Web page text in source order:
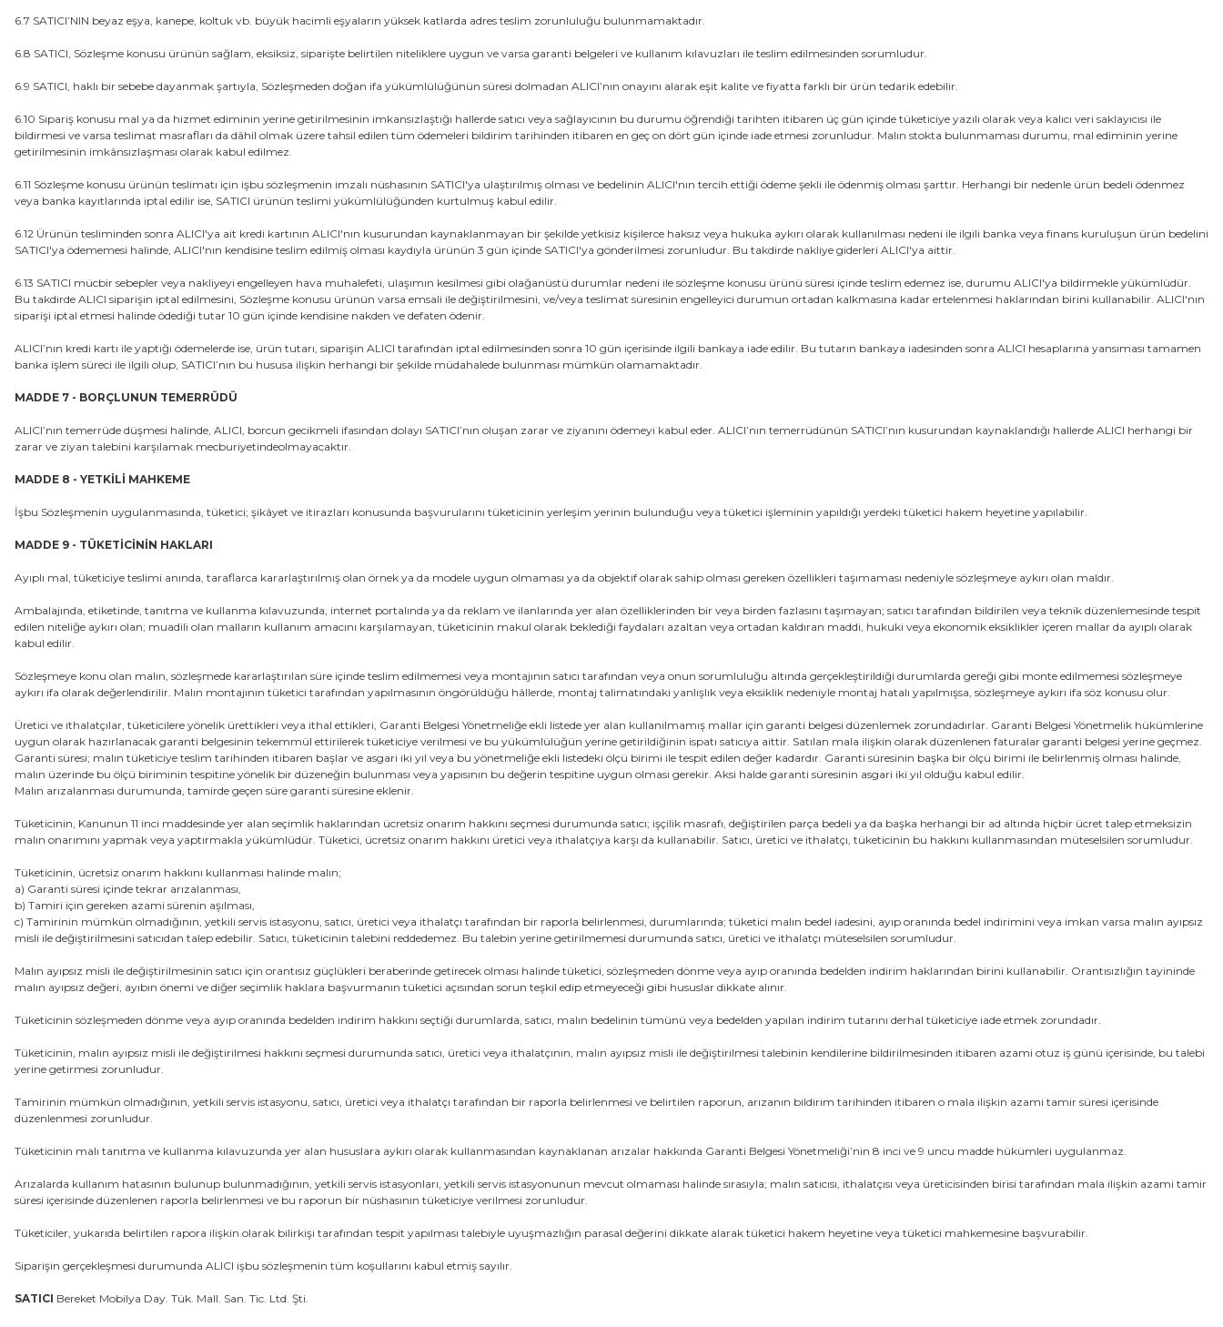
6.7 SATICI’NIN beyaz eşya, kanepe, koltuk vb. büyük hacimli eşyaların yüksek katlarda adres teslim zorunluluğu bulunmamaktadır.
6.8 SATICI, Sözleşme konusu ürünün sağlam, eksiksiz, siparişte belirtilen niteliklere uygun ve varsa garanti belgeleri ve kullanım kılavuzları ile teslim edilmesinden sorumludur.
6.9 SATICI, haklı bir sebebe dayanmak şartıyla, Sözleşmeden doğan ifa yükümlülüğünün süresi dolmadan ALICI’nın onayını alarak eşit kalite ve fiyatta farklı bir ürün tedarik edebilir.
6.10 Sipariş konusu mal ya da hizmet ediminin yerine getirilmesinin imkansızlaştığı hallerde satıcı veya sağlayıcının bu durumu öğrendiği tarihten itibaren üç gün içinde tüketiciye yazılı olarak veya kalıcı veri saklayıcısı ile
bildirmesi ve varsa teslimat masrafları da dâhil olmak üzere tahsil edilen tüm ödemeleri bildirim tarihinden itibaren en geç on dört gün içinde iade etmesi zorunludur. Malın stokta bulunmaması durumu, mal ediminin yerine
getirilmesinin imkânsızlaşması olarak kabul edilmez.
6.11 Sözleşme konusu ürünün teslimatı için işbu sözleşmenin imzalı nüshasının SATICI'ya ulaştırılmış olması ve bedelinin ALICI'nın tercih ettiği ödeme şekli ile ödenmiş olması şarttır. Herhangi bir nedenle ürün bedeli ödenmez
veya banka kayıtlarında iptal edilir ise, SATICI ürünün teslimi yükümlülüğünden kurtulmuş kabul edilir.
6.12 Ürünün tesliminden sonra ALICI'ya ait kredi kartının ALICI'nın kusurundan kaynaklanmayan bir şekilde yetkisiz kişilerce haksız veya hukuka aykırı olarak kullanılması nedeni ile ilgili banka veya finans kuruluşun ürün bedelini
SATICI'ya ödememesi halinde, ALICI'nın kendisine teslim edilmiş olması kaydıyla ürünün 3 gün içinde SATICI'ya gönderilmesi zorunludur. Bu takdirde nakliye giderleri ALICI'ya aittir.
6.13 SATICI mücbir sebepler veya nakliyeyi engelleyen hava muhalefeti, ulaşımın kesilmesi gibi olağanüstü durumlar nedeni ile sözleşme konusu ürünü süresi içinde teslim edemez ise, durumu ALICI'ya bildirmekle yükümlüdür.
Bu takdirde ALICI siparişin iptal edilmesini, Sözleşme konusu ürünün varsa emsali ile değiştirilmesini, ve/veya teslimat süresinin engelleyici durumun ortadan kalkmasına kadar ertelenmesi haklarından birini kullanabilir. ALICI'nın
siparişi iptal etmesi halinde ödediği tutar 10 gün içinde kendisine nakden ve defaten ödenir.
ALICI’nın kredi kartı ile yaptığı ödemelerde ise, ürün tutarı, siparişin ALICI tarafından iptal edilmesinden sonra 10 gün içerisinde ilgili bankaya iade edilir. Bu tutarın bankaya iadesinden sonra ALICI hesaplarına yansıması tamamen
banka işlem süreci ile ilgili olup, SATICI’nın bu hususa ilişkin herhangi bir şekilde müdahalede bulunması mümkün olamamaktadır.
MADDE 7 - BORÇLUNUN TEMERRÜDÜ
ALICI’nın temerrüde düşmesi halinde, ALICI, borcun gecikmeli ifasından dolayı SATICI’nın oluşan zarar ve ziyanını ödemeyi kabul eder. ALICI’nın temerrüdünün SATICI’nın kusurundan kaynaklandığı hallerde ALICI herhangi bir
zarar ve ziyan talebini karşılamak mecburiyetindeolmayacaktır.
MADDE 8 - YETKİLİ MAHKEME
İşbu Sözleşmenin uygulanmasında, tüketici; şikâyet ve itirazları konusunda başvurularını tüketicinin yerleşim yerinin bulunduğu veya tüketici işleminin yapıldığı yerdeki tüketici hakem heyetine yapılabilir.
MADDE 9 - TÜKETİCİNİN HAKLARI
Ayıplı mal, tüketiciye teslimi anında, taraflarca kararlaştırılmış olan örnek ya da modele uygun olmaması ya da objektif olarak sahip olması gereken özellikleri taşımaması nedeniyle sözleşmeye aykırı olan maldır.
Ambalajında, etiketinde, tanıtma ve kullanma kılavuzunda, internet portalında ya da reklam ve ilanlarında yer alan özelliklerinden bir veya birden fazlasını taşımayan; satıcı tarafından bildirilen veya teknik düzenlemesinde tespit
edilen niteliğe aykırı olan; muadili olan malların kullanım amacını karşılamayan, tüketicinin makul olarak beklediği faydaları azaltan veya ortadan kaldıran maddi, hukuki veya ekonomik eksiklikler içeren mallar da ayıplı olarak
kabul edilir.
Sözleşmeye konu olan malın, sözleşmede kararlaştırılan süre içinde teslim edilmemesi veya montajının satıcı tarafından veya onun sorumluluğu altında gerçekleştirildiği durumlarda gereği gibi monte edilmemesi sözleşmeye
aykırı ifa olarak değerlendirilir. Malın montajının tüketici tarafından yapılmasının öngörüldüğü hâllerde, montaj talimatındaki yanlışlık veya eksiklik nedeniyle montaj hatalı yapılmışsa, sözleşmeye aykırı ifa söz konusu olur.
Üretici ve ithalatçılar, tüketicilere yönelik ürettikleri veya ithal ettikleri, Garanti Belgesi Yönetmeliğe ekli listede yer alan kullanılmamış mallar için garanti belgesi düzenlemek zorundadırlar. Garanti Belgesi Yönetmelik hükümlerine
uygun olarak hazırlanacak garanti belgesinin tekemmül ettirilerek tüketiciye verilmesi ve bu yükümlülüğün yerine getirildiğinin ispatı satıcıya aittir. Satılan mala ilişkin olarak düzenlenen faturalar garanti belgesi yerine geçmez.
Garanti süresi; malın tüketiciye teslim tarihinden itibaren başlar ve asgari iki yıl veya bu yönetmeliğe ekli listedeki ölçü birimi ile tespit edilen değer kadardır. Garanti süresinin başka bir ölçü birimi ile belirlenmiş olması halinde,
malın üzerinde bu ölçü biriminin tespitine yönelik bir düzeneğin bulunması veya yapısının bu değerin tespitine uygun olması gerekir. Aksi halde garanti süresinin asgari iki yıl olduğu kabul edilir.
Malın arızalanması durumunda, tamirde geçen süre garanti süresine eklenir.
Tüketicinin, Kanunun 11 inci maddesinde yer alan seçimlik haklarından ücretsiz onarım hakkını seçmesi durumunda satıcı; işçilik masrafı, değiştirilen parça bedeli ya da başka herhangi bir ad altında hiçbir ücret talep etmeksizin
malın onarımını yapmak veya yaptırmakla yükümlüdür. Tüketici, ücretsiz onarım hakkını üretici veya ithalatçıya karşı da kullanabilir. Satıcı, üretici ve ithalatçı, tüketicinin bu hakkını kullanmasından müteselsilen sorumludur.
Tüketicinin, ücretsiz onarım hakkını kullanması halinde malın;
a) Garanti süresi içinde tekrar arızalanması,
b) Tamiri için gereken azami sürenin aşılması,
c) Tamirinin mümkün olmadığının, yetkili servis istasyonu, satıcı, üretici veya ithalatçı tarafından bir raporla belirlenmesi, durumlarında; tüketici malın bedel iadesini, ayıp oranında bedel indirimini veya imkan varsa malın ayıpsız
misli ile değiştirilmesini satıcıdan talep edebilir. Satıcı, tüketicinin talebini reddedemez. Bu talebin yerine getirilmemesi durumunda satıcı, üretici ve ithalatçı müteselsilen sorumludur.
Malın ayıpsız misli ile değiştirilmesinin satıcı için orantısız güçlükleri beraberinde getirecek olması halinde tüketici, sözleşmeden dönme veya ayıp oranında bedelden indirim haklarından birini kullanabilir. Orantısızlığın tayininde
malın ayıpsız değeri, ayıbın önemi ve diğer seçimlik haklara başvurmanın tüketici açısından sorun teşkil edip etmeyeceği gibi hususlar dikkate alınır.
Tüketicinin sözleşmeden dönme veya ayıp oranında bedelden indirim hakkını seçtiği durumlarda, satıcı, malın bedelinin tümünü veya bedelden yapılan indirim tutarını derhal tüketiciye iade etmek zorundadır.
Tüketicinin, malın ayıpsız misli ile değiştirilmesi hakkını seçmesi durumunda satıcı, üretici veya ithalatçının, malın ayıpsız misli ile değiştirilmesi talebinin kendilerine bildirilmesinden itibaren azami otuz iş günü içerisinde, bu talebi
yerine getirmesi zorunludur.
Tamirinin mümkün olmadığının, yetkili servis istasyonu, satıcı, üretici veya ithalatçı tarafından bir raporla belirlenmesi ve belirtilen raporun, arızanın bildirim tarihinden itibaren o mala ilişkin azami tamir süresi içerisinde
düzenlenmesi zorunludur.
Tüketicinin malı tanıtma ve kullanma kılavuzunda yer alan hususlara aykırı olarak kullanmasından kaynaklanan arızalar hakkında Garanti Belgesi Yönetmeliği’nin 8 inci ve 9 uncu madde hükümleri uygulanmaz.
Arızalarda kullanım hatasının bulunup bulunmadığının, yetkili servis istasyonları, yetkili servis istasyonunun mevcut olmaması halinde sırasıyla; malın satıcısı, ithalatçısı veya üreticisinden birisi tarafından mala ilişkin azami tamir
süresi içerisinde düzenlenen raporla belirlenmesi ve bu raporun bir nüshasının tüketiciye verilmesi zorunludur.
Tüketiciler, yukarıda belirtilen rapora ilişkin olarak bilirkişi tarafından tespit yapılması talebiyle uyuşmazlığın parasal değerini dikkate alarak tüketici hakem heyetine veya tüketici mahkemesine başvurabilir.
Siparişin gerçekleşmesi durumunda ALICI işbu sözleşmenin tüm koşullarını kabul etmiş sayılır.
SATICI Bereket Mobilya Day. Tük. Mall. San. Tic. Ltd. Şti.